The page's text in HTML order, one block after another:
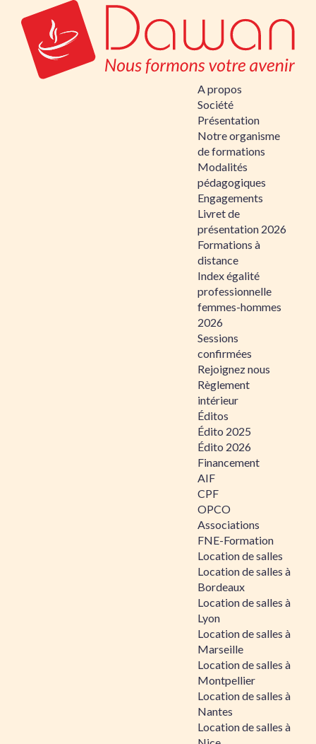
A propos
Société
Présentation
Notre organisme
de formations
Modalités
pédagogiques
Engagements
Livret de
présentation 2026
Formations à
distance
Index égalité
professionnelle
femmes-hommes
2026
Sessions
confirmées
Rejoignez nous
Règlement
intérieur
Éditos
Édito 2025
Édito 2026
Financement
AIF
CPF
OPCO
Associations
FNE-Formation
Location de salles
Location de salles à
Bordeaux
Location de salles à
Lyon
Location de salles à
Marseille
Location de salles à
Montpellier
Location de salles à
Nantes
Location de salles à